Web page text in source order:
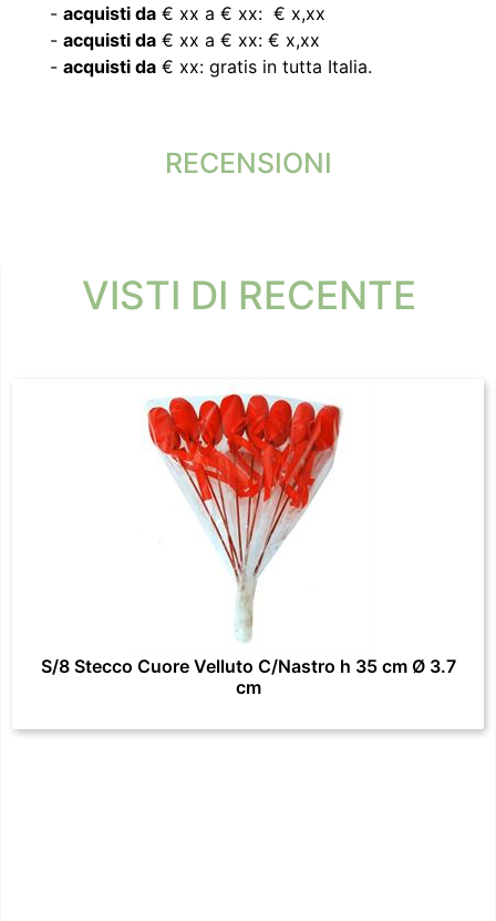
- acquisti da € xx a € xx: € x,xx
- acquisti da € xx a € xx: € x,xx
- acquisti da € xx: gratis in tutta Italia.
RECENSIONI
VISTI DI RECENTE
S/8 Stecco Cuore Velluto C/Nastro h 35 cm Ø 3.7
cm